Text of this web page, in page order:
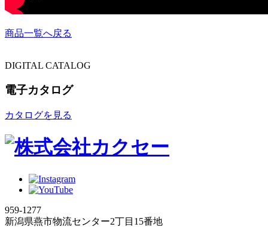
商品一覧へ戻る
DIGITAL CATALOG
電子カタログ
カタログを見る
959-1277
新潟県燕市物流センター2丁目15番地